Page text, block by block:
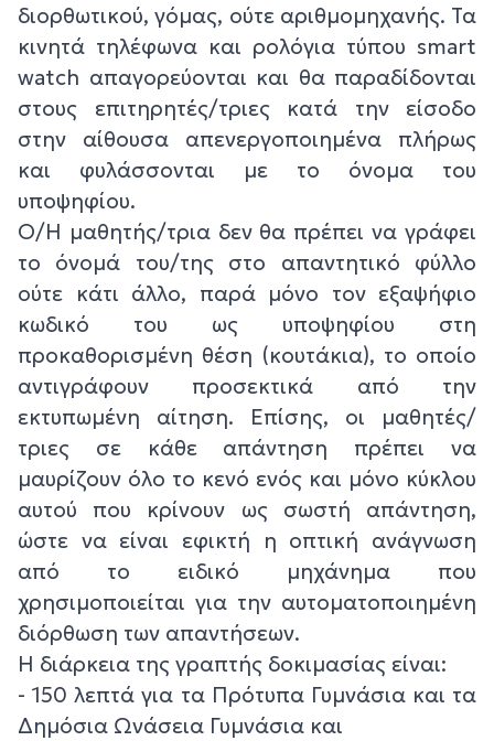
διορθωτικού, γόμας, ούτε αριθμομηχανής. Τα
κινητά τηλέφωνα και ρολόγια τύπου smart
watch απαγορεύονται και θα παραδίδονται
στους επιτηρητές/τριες κατά την είσοδο
στην αίθουσα απενεργοποιημένα πλήρως
και φυλάσσονται με το όνομα του
υποψηφίου.
Ο/Η μαθητής/τρια δεν θα πρέπει να γράφει
το όνομά του/της στο απαντητικό φύλλο
ούτε κάτι άλλο, παρά μόνο τον εξαψήφιο
κωδικό του ως υποψηφίου στη
προκαθορισμένη θέση (κουτάκια), το οποίο
αντιγράφουν προσεκτικά από την
εκτυπωμένη αίτηση. Επίσης, οι μαθητές/
τριες σε κάθε απάντηση πρέπει να
μαυρίζουν όλο το κενό ενός και μόνο κύκλου
αυτού που κρίνουν ως σωστή απάντηση,
ώστε να είναι εφικτή η οπτική ανάγνωση
από το ειδικό μηχάνημα που
χρησιμοποιείται για την αυτοματοποιημένη
διόρθωση των απαντήσεων.
Η διάρκεια της γραπτής δοκιμασίας είναι:
- 150 λεπτά για τα Πρότυπα Γυμνάσια και τα
Δημόσια Ωνάσεια Γυμνάσια και